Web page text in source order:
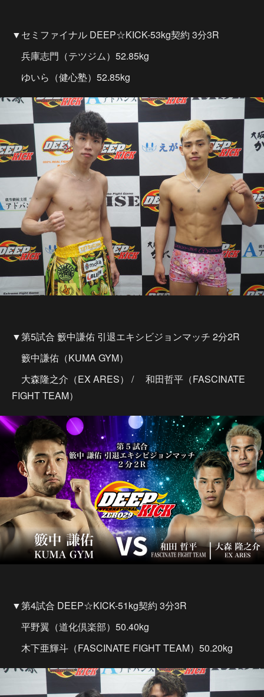
▼セミファイナル DEEP☆KICK-53kg契約 3分3R
兵庫志門（テツジム）52.85kg
ゆいら（健心塾）52.85kg
▼第5試合 籔中謙佑 引退エキシビジョンマッチ 2分2R
籔中謙佑（KUMA GYM）
大森隆之介（EX ARES） / 和田哲平（FASCINATE
FIGHT TEAM）
▼第4試合 DEEP☆KICK-51kg契約 3分3R
平野翼（道化倶楽部）50.40kg
木下亜輝斗（FASCINATE FIGHT TEAM）50.20kg